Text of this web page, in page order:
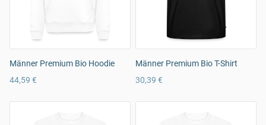
Männer Premium Bio Hoodie
44,59 €
Männer Premium Bio T-Shirt
30,39 €